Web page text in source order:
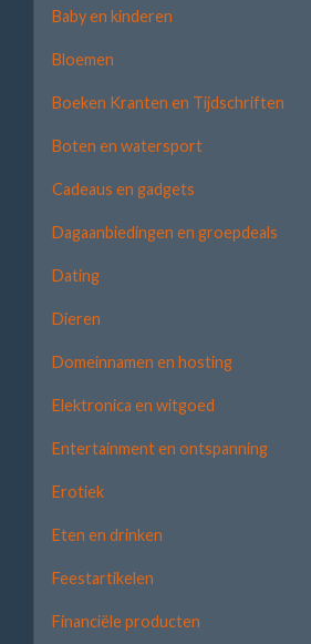
Baby en kinderen
Bloemen
Boeken Kranten en Tijdschriften
Boten en watersport
Cadeaus en gadgets
Dagaanbiedingen en groepdeals
Dating
Dieren
Domeinnamen en hosting
Elektronica en witgoed
Entertainment en ontspanning
Erotiek
Eten en drinken
Feestartikelen
Financiële producten